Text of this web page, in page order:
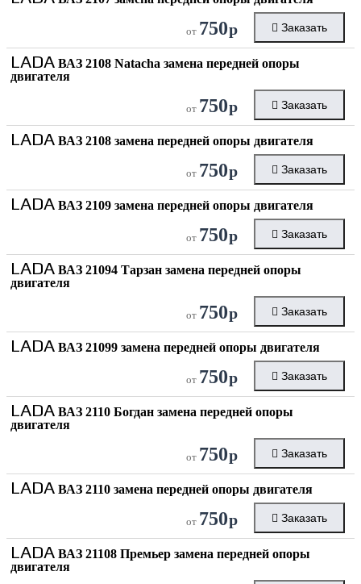
от 750р Заказать
LADA ВАЗ 2108 Natacha замена передней опоры
двигателя
от 750р Заказать
LADA ВАЗ 2108 замена передней опоры двигателя
от 750р Заказать
LADA ВАЗ 2109 замена передней опоры двигателя
от 750р Заказать
LADA ВАЗ 21094 Тарзан замена передней опоры
двигателя
от 750р Заказать
LADA ВАЗ 21099 замена передней опоры двигателя
от 750р Заказать
LADA ВАЗ 2110 Богдан замена передней опоры
двигателя
от 750р Заказать
LADA ВАЗ 2110 замена передней опоры двигателя
от 750р Заказать
LADA ВАЗ 21108 Премьер замена передней опоры
двигателя